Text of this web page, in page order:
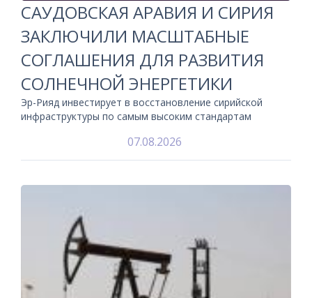
САУДОВСКАЯ АРАВИЯ И СИРИЯ
ЗАКЛЮЧИЛИ МАСШТАБНЫЕ
СОГЛАШЕНИЯ ДЛЯ РАЗВИТИЯ
СОЛНЕЧНОЙ ЭНЕРГЕТИКИ
Эр-Рияд инвестирует в восстановление сирийской
инфраструктуры по самым высоким стандартам
07.08.2026